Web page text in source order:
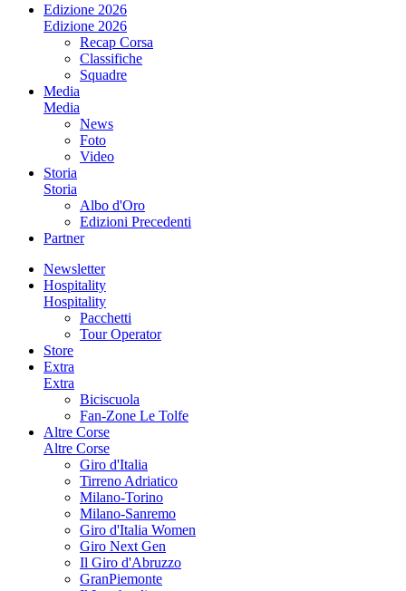
Edizione 2026
Edizione 2026
Recap Corsa
Classifiche
Squadre
Media
Media
News
Foto
Video
Storia
Storia
Albo d'Oro
Edizioni Precedenti
Partner
Newsletter
Hospitality
Hospitality
Pacchetti
Tour Operator
Store
Extra
Extra
Biciscuola
Fan-Zone Le Tolfe
Altre Corse
Altre Corse
Giro d'Italia
Tirreno Adriatico
Milano-Torino
Milano-Sanremo
Giro d'Italia Women
Giro Next Gen
Il Giro d'Abruzzo
GranPiemonte